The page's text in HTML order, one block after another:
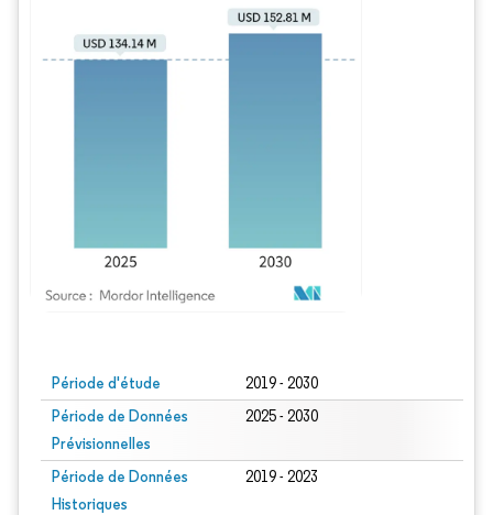
Période d'étude 2019 - 2030
Période de Données
Prévisionnelles
2025 - 2030
Période de Données
Historiques
2019 - 2023